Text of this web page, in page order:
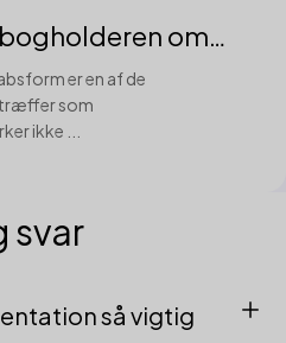
om
er en af de
træffer som
ikke ...
svar
så vigtig